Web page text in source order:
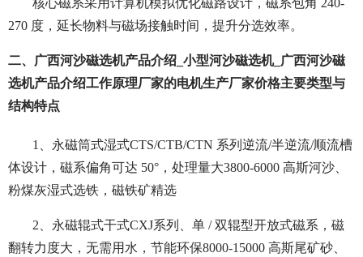
核心磁系采用计算机模拟优化磁路设计，磁系包角 240-
270 度，延长物料与磁场接触时间，提升分选效率。
二、广西河沙磁选机产品介绍_小型河沙磁选机_广西河沙磁
选机产品介绍工作原理厂家的电机生产厂家价格主要类型与
结构特点
1、永磁筒式湿式CTS/CTB/CTN 系列逆流/半逆流/顺流槽
体设计，磁系偏角可达 50°，处理量大3800-6000 高斯河沙、
粉煤灰湿式选铁，磁铁矿精选
2、永磁辊式干式CXJ系列、单 / 双辊型开放式磁系，磁
翻转力度大，无需用水，节能环保8000-15000 高斯尾矿砂、